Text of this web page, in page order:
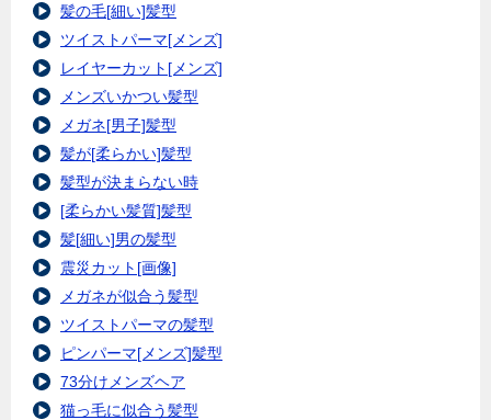
髪の毛[細い]髪型
ツイストパーマ[メンズ]
レイヤーカット[メンズ]
メンズいかつい髪型
メガネ[男子]髪型
髪が[柔らかい]髪型
髪型が決まらない時
[柔らかい髪質]髪型
髪[細い]男の髪型
震災カット[画像]
メガネが似合う髪型
ツイストパーマの髪型
ピンパーマ[メンズ]髪型
73分けメンズヘア
猫っ毛に似合う髪型